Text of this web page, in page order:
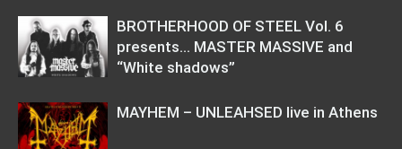
BROTHERHOOD OF STEEL Vol. 6
presents… MASTER MASSIVE and
“White shadows”
MAYHEM – UNLEAHSED live in Athens